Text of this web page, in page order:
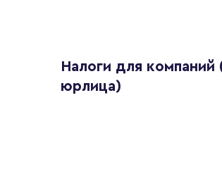
Налоги для компаний
юрлица)